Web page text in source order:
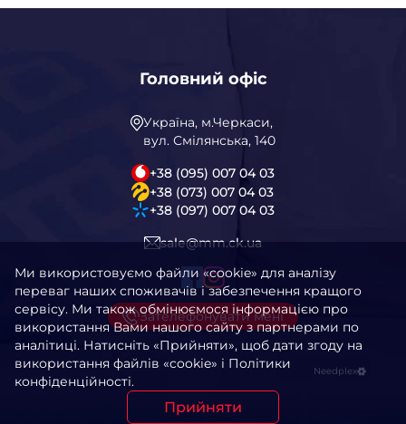
Головний офіс
Україна, м.Черкаси,
вул. Смілянська, 140
+38 (095) 007 04 03
+38 (073) 007 04 03
+38 (097) 007 04 03
sale@mm.ck.ua
Зателефонувати мені
Needplex
Ми використовуємо файли «cookie» для аналізу
переваг наших споживачів і забезпечення кращого
сервісу. Ми також обмінюємося інформацією про
використання Вами нашого сайту з партнерами по
аналітиці. Натисніть «Прийняти», щоб дати згоду на
використання файлів «cookie» і Політики
конфіденційності.
Прийняти